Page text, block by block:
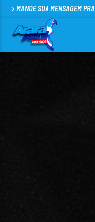
MANDE SUA MENSAGEM